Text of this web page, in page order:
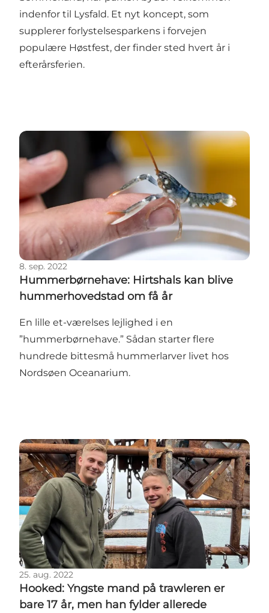
indenfor til Lysfald. Et nyt koncept, som
supplerer forlystelsesparkens i forvejen
populære Høstfest, der finder sted hvert år i
efterårsferien.
Hummerbørnehave: Hirtshals kan blive
8. sep. 2022
Hummerbørnehave: Hirtshals kan blive
hummerhovedstad om få år
En lille et-værelses lejlighed i en
”hummerbørnehave.” Sådan starter flere
hundrede bittesmå hummerlarver livet hos
Nordsøen Oceanarium.
Hooked: Yngste mand på trawleren er bare 17 år,
25. aug. 2022
Hooked: Yngste mand på trawleren er
bare 17 år, men han fylder allerede